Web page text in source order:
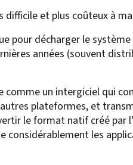
difficile et plus coûteux à
pour décharger le
années (souvent
comme un intergiciel qui
plateformes, et
le format natif créé par
les